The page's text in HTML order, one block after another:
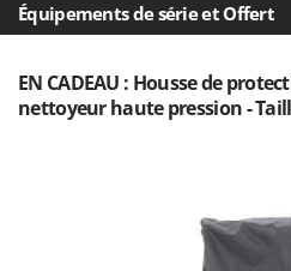
Nilfisk
Novatec
Novital
Équipements de série et Offert
EN CADEAU : Housse de
nettoyeur haute pression -